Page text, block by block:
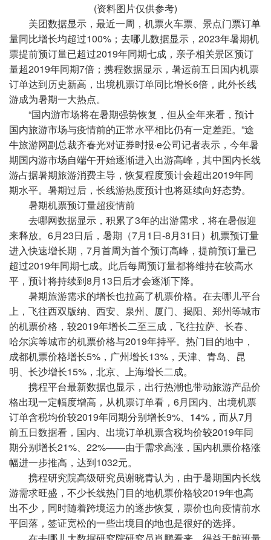
(资料图片仅供参考)
美团数据显示，最近一周，机票火车票、景点门票订单
量同比增长均超过100%；去哪儿数据显示，2023年暑期机
票提前预订量已超过2019年同期七成，亲子相关景区预订
量超2019年同期7倍；携程数据显示，暑运前五日国内机票
订单达到历史新高，出境机票订单同比增长6倍，此外长线
游成为暑期一大热点。
“国内游市场将在暑期强势恢复，但从全年来看，预计
国内旅游市场与疫情前的正常水平相比仍有一定差距。”途
牛旅游网副总裁齐春光对证券时报·e公司记者表示，今年暑
期国内游市场自端午开始逐渐进入出游高峰，其中国内长线
游占据暑期旅游消费主导，恢复程度预计会超出2019年同
期水平。暑期过后，长线游热度预计也将延续向好态势。
暑期机票预订量超疫情前
去哪网数据显示，积累了3年的出游需求，将在暑假迎
来释放。6月23日后，暑期（7月1日-8月31日）机票预订量
进入快速增长期，7月首周为首个预订高峰，提前预订量已
超过2019年同期七成。此后每周预订量都将维持在较高水
平，预计将持续到8月13日后才会逐渐下降。
暑期旅游需求的增长也拉高了机票价格。在去哪儿平台
上，飞往西双版纳、西安、泉州、厦门、揭阳、郑州等城市
的机票价格，较2019年增长二至三成，飞往拉萨、长春、
哈尔滨等城市的机票价格与2019年持平。热门目的地中，
成都机票价格增长5%，广州增长13%，天津、青岛、昆
明、长沙增长15%，北京、上海增长二成。
携程平台最新数据也显示，出行热潮也带动旅游产品价
格出现一定幅度增高，从机票订单看，6月国内、出境机票
订单含税均价较2019年同期分别增长9%、14%，而从7月
前五日数据看，国内、出境订单机票含税均价较2019年同
期分别增长21%、22%——由于需求高涨，国内机票价格涨
幅进一步推高，达到1032元。
携程研究院高级研究员谢晓青认为，由于暑期国内长线
游需求旺盛，不少长线热门目的地机票价格较2019年也高
出不少，同时随着跨境运力的逐步恢复，票价也向疫情前水
平回落，签证宽松的一些出境目的地也是很好的选择。